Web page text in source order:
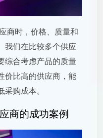
商时，价格、质量和
我们在比较多个供应
综合考虑产品的质量
价比高的供应商，能
购成本。
商的成功案例